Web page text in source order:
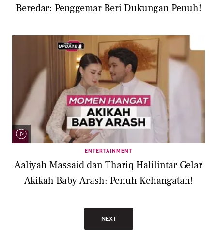
Beredar: Penggemar Beri Dukungan Penuh!
ENTERTAINMENT
Aaliyah Massaid dan Thariq Halilintar Gelar
Akikah Baby Arash: Penuh Kehangatan!
NEXT